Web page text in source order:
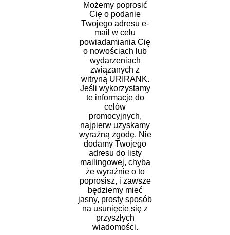
Możemy poprosić
Cię o podanie
Twojego adresu e-
mail w celu
powiadamiania Cię
o nowościach lub
wydarzeniach
związanych z
witryną URIRANK.
Jeśli wykorzystamy
te informacje do
celów
promocyjnych,
najpierw uzyskamy
wyraźną zgodę. Nie
dodamy Twojego
adresu do listy
mailingowej, chyba
że wyraźnie o to
poprosisz, i zawsze
będziemy mieć
jasny, prosty sposób
na usunięcie się z
przyszłych
wiadomości.